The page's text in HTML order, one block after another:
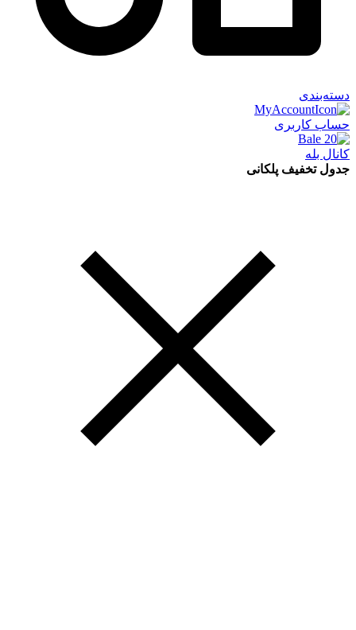
دسته‌بندی
حساب کاربری
کانال بله
جدول تخفیف پلکانی